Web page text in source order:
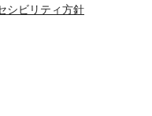
シビリティ方針